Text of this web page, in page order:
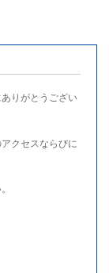
りがとうござい
クセスならびに